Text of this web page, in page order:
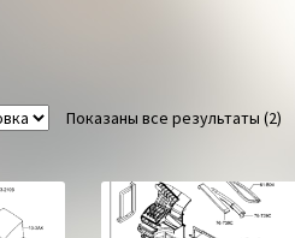
Показаны все результаты (2)